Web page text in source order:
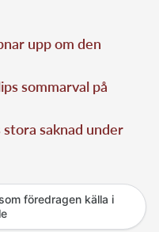
upp om den
sommarval på
stora saknad under
föredragen källa i